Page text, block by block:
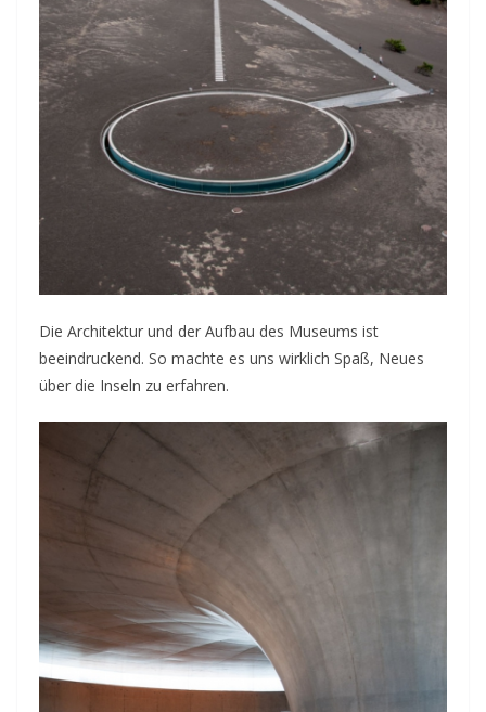
Die Architektur und der Aufbau des Museums ist
beeindruckend. So machte es uns wirklich Spaß, Neues
über die Inseln zu erfahren.